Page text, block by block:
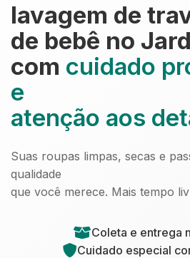
lavagem de
de bebê no
com cuidado
e
atenção aos
Suas roupas limpas, secas e
qualidade
que você merece. Mais tempo
Coleta e entrega
Cuidado especial